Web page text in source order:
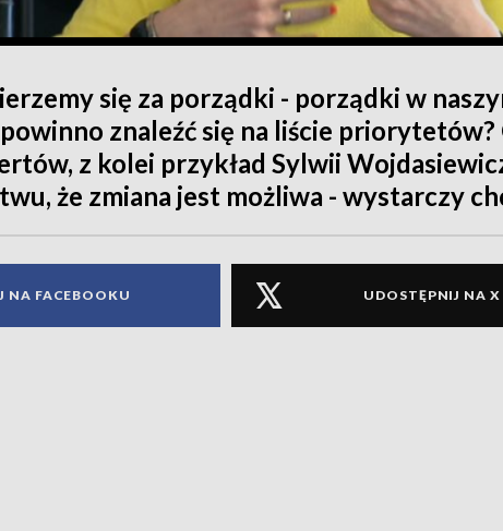
się za porządki - porządki w
znaleźć się na liście priorytetów?
z kolei przykład Sylwii
że zmiana jest możliwa - wystarczy
NA FACEBOOKU UDOSTĘPNIJ NA X